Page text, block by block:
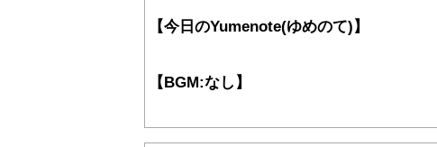
【今日のYumenote(ゆめのて)】
【BGM:なし】